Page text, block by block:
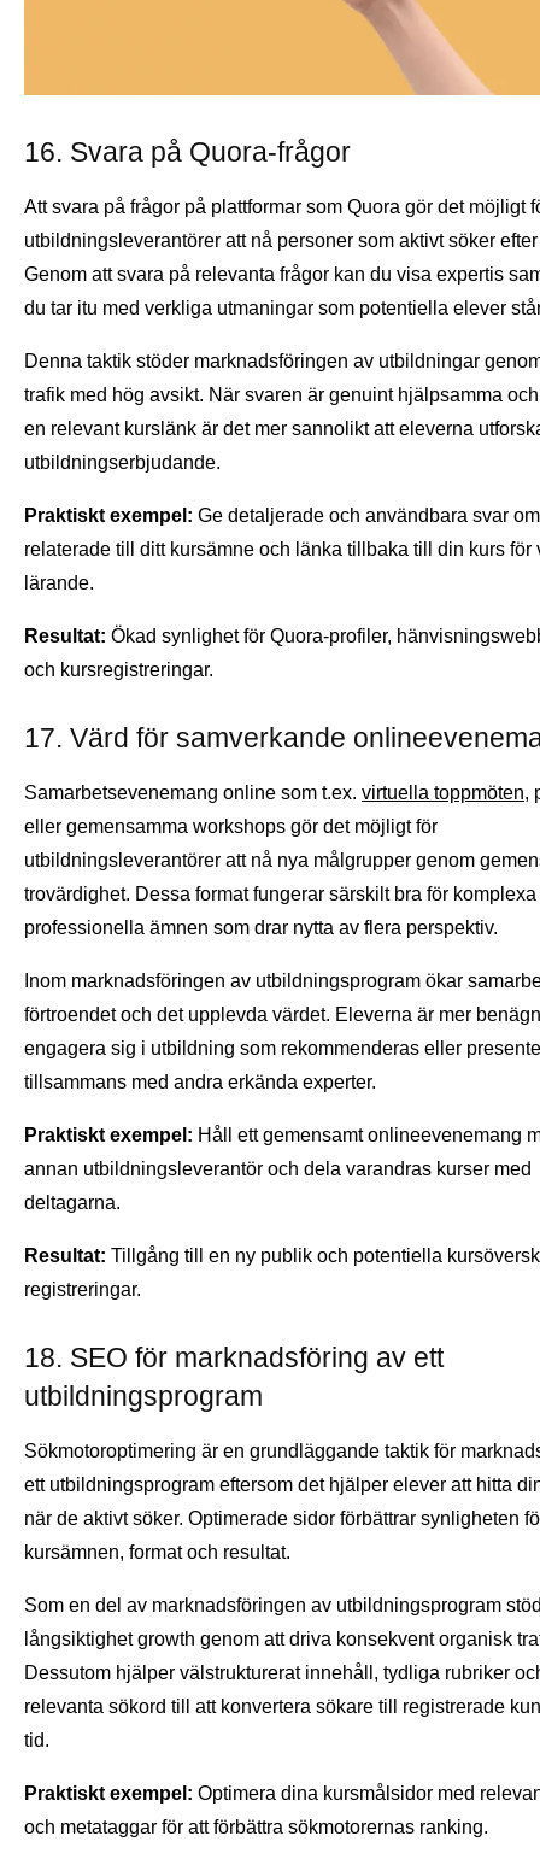
16. Svara på Quora-frågor
Att svara på frågor på plattformar som Quora gör det möjligt
utbildningsleverantörer att nå personer som aktivt söker
Genom att svara på relevanta frågor kan du visa expertis
du tar itu med verkliga utmaningar som potentiella elever
Denna taktik stöder marknadsföringen av utbildningar
trafik med hög avsikt. När svaren är genuint hjälpsamma
en relevant kurslänk är det mer sannolikt att eleverna
utbildningserbjudande.
Praktiskt exempel: Ge detaljerade och användbara svar
relaterade till ditt kursämne och länka tillbaka till din kurs för
lärande.
Resultat: Ökad synlighet för Quora-profiler,
och kursregistreringar.
17. Värd för samverkande
Samarbetsevenemang online som t.ex. virtuella toppmöten,
eller gemensamma workshops gör det möjligt för
utbildningsleverantörer att nå nya målgrupper genom
trovärdighet. Dessa format fungerar särskilt bra för
professionella ämnen som drar nytta av flera perspektiv.
Inom marknadsföringen av utbildningsprogram ökar
förtroendet och det upplevda värdet. Eleverna är mer
engagera sig i utbildning som rekommenderas eller
tillsammans med andra erkända experter.
Praktiskt exempel: Håll ett gemensamt onlineevenemang
annan utbildningsleverantör och dela varandras kurser med
deltagarna.
Resultat: Tillgång till en ny publik och potentiella
registreringar.
18. SEO för marknadsföring av ett
utbildningsprogram
Sökmotoroptimering är en grundläggande taktik för
ett utbildningsprogram eftersom det hjälper elever att hitta
när de aktivt söker. Optimerade sidor förbättrar synligheten
kursämnen, format och resultat.
Som en del av marknadsföringen av utbildningsprogram
långsiktighet growth genom att driva konsekvent organisk
Dessutom hjälper välstrukturerat innehåll, tydliga rubriker
relevanta sökord till att konvertera sökare till registrerade
tid.
Praktiskt exempel: Optimera dina kursmålsidor med
och metataggar för att förbättra sökmotorernas ranking.